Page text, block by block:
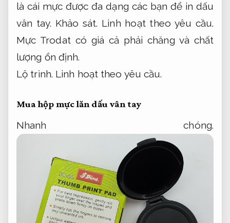
là cái mực được đa dạng các bạn để in dấu
vân tay. Khảo sát. Linh hoạt theo yêu cầu.
Mực Trodat có giá cả phải chăng và chất
lượng ổn định.
Lộ trình. Linh hoạt theo yêu cầu.
Mua hộp mực lăn dấu vân tay
Nhanh chóng.